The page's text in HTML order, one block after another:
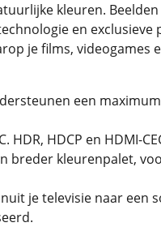
kleuren.
en exclusieve
je films, videogames
een
HDR, HDCP en HDMI-
breder kleurenpalet,
je televisie naar een